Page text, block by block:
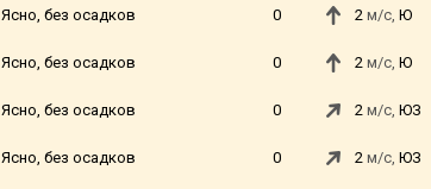
Ясно, без осадков 0 2 м/с, Ю
Ясно, без осадков 0 2 м/с, Ю
Ясно, без осадков 0 2 м/с, ЮЗ
Ясно, без осадков 0 2 м/с, ЮЗ